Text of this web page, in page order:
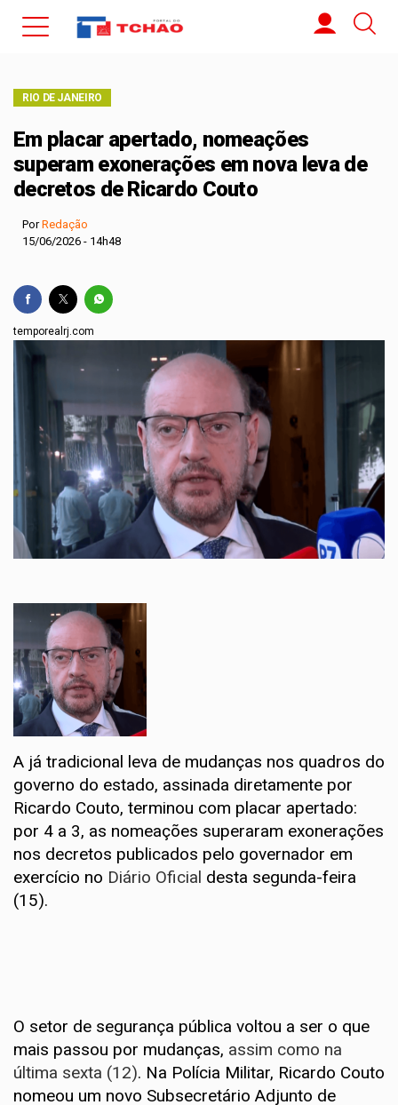
RIO DE JANEIRO
Em placar apertado, nomeações
superam exonerações em nova leva de
decretos de Ricardo Couto
PorRedação
15/06/2026 - 14h48
temporealrj.com
A já tradicional leva de mudanças nos quadros do
governo do estado, assinada diretamente por
Ricardo Couto, terminou com placar apertado:
por 4 a 3, as nomeações superaram exonerações
nos decretos publicados pelo governador em
exercício no Diário Oficial desta segunda-feira
(15).
O setor de segurança pública voltou a ser o que
mais passou por mudanças, assim como na
última sexta (12). Na Polícia Militar, Ricardo Couto
nomeou um novo Subsecretário Adjunto de